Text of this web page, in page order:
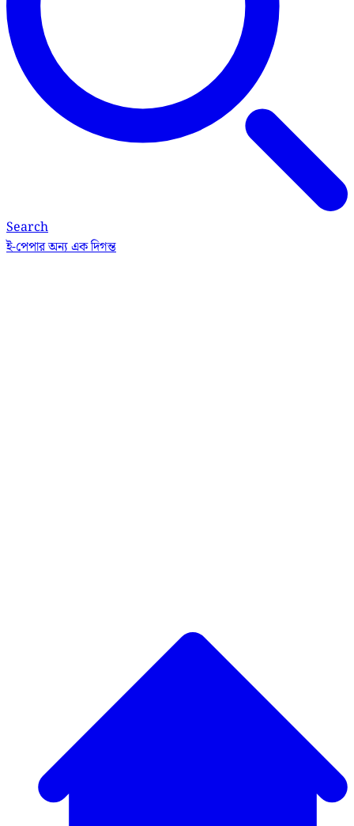
Search
ই-পেপারঅন্য এক দিগন্ত